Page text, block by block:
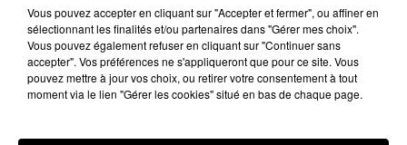
29 décembre 2023 - 4 min 1 sec
LES INFOS DE L'AUDE DU 29/12/2023 À
08H29
Les infos de l'Aude
Vous pouvez accepter en cliquant sur "Accepter et fermer", ou affiner en
sélectionnant les finalités et/ou partenaires dans "Gérer mes choix".
Vous pouvez également refuser en cliquant sur "Continuer sans
accepter". Vos préférences ne s'appliqueront que pour ce site. Vous
pouvez mettre à jour vos choix, ou retirer votre consentement à tout
moment via le lien "Gérer les cookies" situé en bas de chaque page.